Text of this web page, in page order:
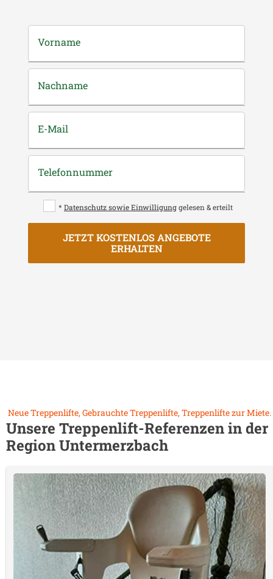
Vorname
Nachname
E-Mail
Telefonnummer
* Datenschutz sowie Einwilligung gelesen & erteilt
JETZT KOSTENLOS ANGEBOTE
ERHALTEN
Neue Treppenlifte, Gebrauchte Treppenlifte, Treppenlifte zur Miete.
Unsere Treppenlift-Referenzen in der
RegionUntermerzbach